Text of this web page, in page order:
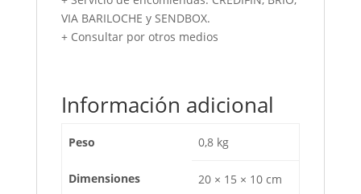
VIA BARILOCHE y SENDBOX.
+ Consultar por otros medios
Información adicional
Peso 0,8 kg
Dimensiones 20 × 15 × 10 cm